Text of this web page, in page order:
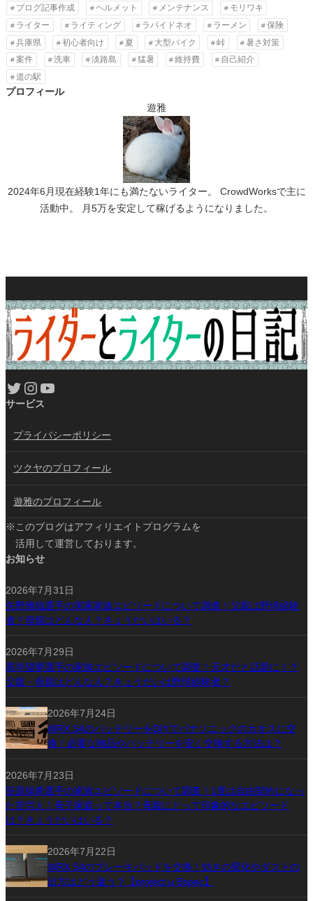
ブログ記事作成
ヘルメット メンテナンス
モリワキ
ライター
ライティング ラパイドネオ ラーメン
保険
兵庫県
初心者向け 夏 大型バイク 峠
暑さ対策
案件
洗車 淡路島 猛暑 維持費
自己紹介
道の駅
プロフィール
遊雅
2024年6月現在経験1年にも満たないライター。 CrowdWorksで主に
活動中。 月5万を安定して稼げるようになりました。
Twitter Instagram YouTube
サービス
プライバシーポリシー
ツクヤのプロフィール
遊雅のプロフィール
※このブログはアフィリエイトプログラムを
活用して運営しております。
お知らせ
2026年7月31日
矢野雅哉選手の実家家族エピソードについて調査！父親は野球経験
者？母親はどんな人？きょうだいはいる？
2026年7月29日
髙寺望夢選手の家族エピソードについて調査！天才だと話題に！？
父親・母親はどんな人？きょうだいは野球経験者？
2026年7月24日
WRX S4のバッテリーをDIYでパナソニックのカオスに交
換！必要な物品やバッテリーを安く交換する方法は？
2026年7月23日
笹原操希選手の家族エピソードについて調査！1度は自由契約になっ
た苦労人！母子家庭って本当？母親にとって印象的なエピソード
は？きょうだいはいる？
2026年7月22日
WRX S4のブレーキパッドを交換！効きの変化やダストの
出方はどう違う？【project μ Bspec】